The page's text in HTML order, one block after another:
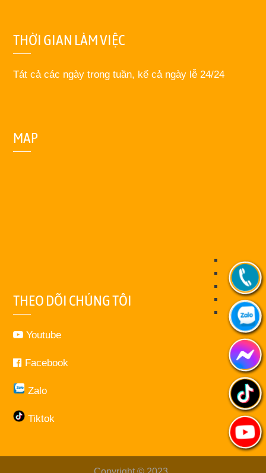
THỜI GIAN LÀM VIỆC
Tát cả các ngày trong tuần, kể cả ngày lễ 24/24
MAP
THEO DÕI CHÚNG TÔI
Youtube
Facebook
Zalo
Tiktok